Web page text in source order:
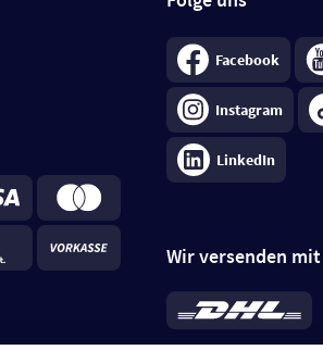
Facebook
Instagram
LinkedIn
Wir versenden mit